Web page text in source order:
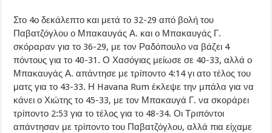
Στο 4ο δεκάλεπτο και μετά το 32-29 από βολή του
Παβατζόγλου ο Μπακαυγάς Α. και ο Μπακαυγάς Γ.
σκόραραν για το 36-29, με τον Ραδόπουλο να βάζει 4
πόντους για το 40-31. Ο Χασόγιας μείωσε σε 40-33, αλλά ο
Μπακαυγάς Α. απάντησε με τρίποντο 4:14 γι ατο τέλος του
ματς για το 43-33. Η Havana Rum έκλεψε την μπάλα για να
κάνει ο Χιώτης το 45-33, με τον Μπακαυγά Γ. να σκοράρει
τρίποντο 2:53 για το τέλος για το 48-34. Οι Τριπόντοι
απάντησαν με τρίποντο του Παβατζόγλου, αλλά πια είχαμε